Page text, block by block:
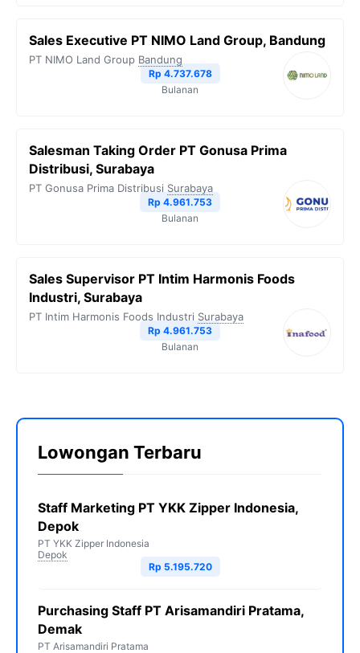
Sales Executive PT NIMO Land Group, Bandung
PT NIMO Land Group Bandung
Rp 4.737.678
Bulanan
Salesman Taking Order PT Gonusa Prima
Distribusi, Surabaya
PT Gonusa Prima Distribusi Surabaya
Rp 4.961.753
Bulanan
Sales Supervisor PT Intim Harmonis Foods
Industri, Surabaya
PT Intim Harmonis Foods Industri Surabaya
Rp 4.961.753
Bulanan
Lowongan Terbaru
Staff Marketing PT YKK Zipper Indonesia,
Depok
PT YKK Zipper Indonesia
Depok
Rp 5.195.720
Purchasing Staff PT Arisamandiri Pratama,
Demak
PT Arisamandiri Pratama